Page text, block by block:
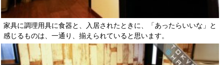
家具に調理用具に食器と、入居されたときに、「あったらいいな」と
感じるものは、一通り、揃えられていると思います。